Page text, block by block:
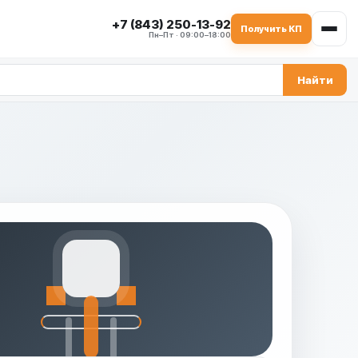
+7 (843) 250-13-92
Пн–Пт · 09:00–18:00
Получить КП
Найти